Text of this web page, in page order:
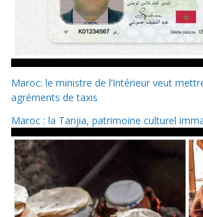
Maroc: le ministre de l’Intérieur veut
agréments de taxis
Maroc : la Tanjia, patrimoine culturel